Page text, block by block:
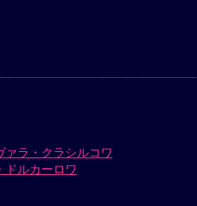
ァラ・クラシルコワ
ドルカーロワ